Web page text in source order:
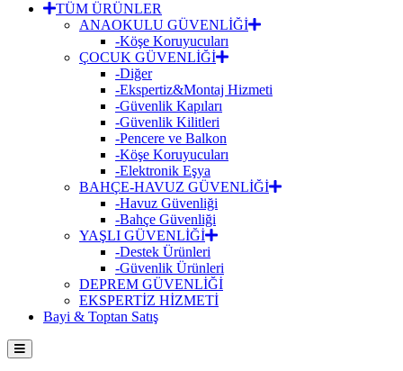
TÜM ÜRÜNLER
ANAOKULU GÜVENLİĞİ
-Köşe Koruyucuları
ÇOCUK GÜVENLİĞİ
-Diğer
-Ekspertiz&Montaj Hizmeti
-Güvenlik Kapıları
-Güvenlik Kilitleri
-Pencere ve Balkon
-Köşe Koruyucuları
-Elektronik Eşya
BAHÇE-HAVUZ GÜVENLİĞİ
-Havuz Güvenliği
-Bahçe Güvenliği
YAŞLI GÜVENLİĞİ
-Destek Ürünleri
-Güvenlik Ürünleri
DEPREM GÜVENLİĞİ
EKSPERTİZ HİZMETİ
Bayi & Toptan Satış